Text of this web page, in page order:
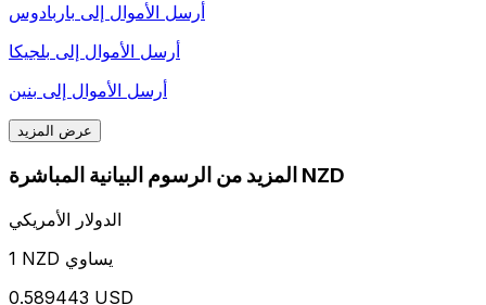
أرسل الأموال إلى باربادوس
أرسل الأموال إلى بلجيكا
أرسل الأموال إلى بنين
عرض المزيد
المزيد من الرسوم البيانية المباشرة NZD
الدولار الأمريكي
1 NZD يساوي
0.589443 USD